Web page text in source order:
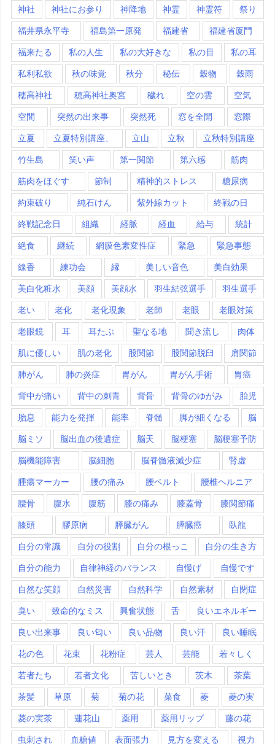
神社 神社にお参り 神降地 神霊 神霊符 祭り
福井県永平寺 福島第一原発 福建省 福建省厦門
福来たる 私の人生 私の大好きな 私の目 私の耳
私利私欲 秋の味覚 秋分 秘伝 穀物 穀雨
穂高神社 穂高神社奥宮 穢れ 空の雲 空気
空間 突然の出来事 突然死 窓を全開 窓際
立夏 立夏特別講座、 立山 立秋 立秋特別講座
竹生島 笑い声 第一関節 第六感 筋肉
筋肉をほぐす 節制 精神的ストレス 糖尿病
約束破り 純石けん 紫外線カット 終戦の日
終戦記念日 組織 経脈 経血 給与 統計
絶食 継続 網膜色素変性症 緊急 緊急事態
線香 練功会 縁 美しい音色 美白効果
美白化粧水 美顔 美顔水 羽生結弦選手 羽生選手
老い 老化 老化現象 老師 老眼 老眼対策
老眼鏡 耳 耳たぶ 聖なる地 聞き流し 肉体
肌に優しい 肌の老化 股関節 股関節脱臼 肩関節
肺がん 肺の炎症 胃がん 胃がん手術 胃癌
背中が痛い 背中の刺青 背骨 背骨のゆがみ 胎児
胎息 能力を発揮 能率 脊髄 脚が細くなる 脳
脳ミソ 脳出血の後遺症 脳天 脳梗塞 脳梗塞予防
脳機能障害 脳細胞 脳脊髄液減少症 腎虚
腫瘍マーカー 腰の痛み 腰ベルト 腰椎ヘルニア
腰骨 腹水 腹筋 膝の痛み 膝蓋骨 膝関節痛
膝頭 膠原病 膵臓がん 膵臓癌 臥龍
自分の常識 自分の役割 自分の根っこ 自分の生き方
自分の能力 自律神経のバランス 自慢げ 自慢です
自然な笑顔 自然災害 自然科学 自然素材 自閉症
臭い 致命的なミス 興奮状態 舌 良いエネルギー
良い出来事 良い匂い 良い品物 良い汗 良い睡眠
花の色 花束 花粉症 芸人 芸能 若々しく
若者たち 若者文化 苦しいとき 茨木 茶葉
茶髪 草原 菊 菊の花 菜食 菱 菱の実
菱の実茶 蓮花山 薬用 薬用リップ 藤の花
虫刺され 血糖値 表面張力 見方を変える 視力